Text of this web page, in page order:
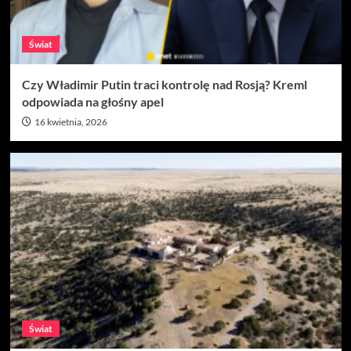
Świat
Czy Władimir Putin traci kontrolę nad Rosją? Kreml
odpowiada na głośny apel
16 kwietnia, 2026
Świat